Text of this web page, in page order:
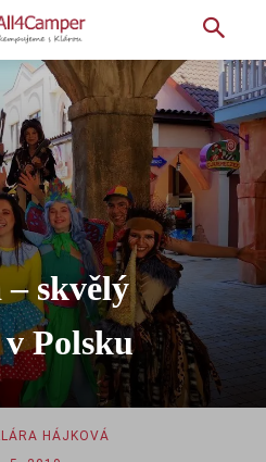
skvělý
Polsku
HÁJKOVÁ